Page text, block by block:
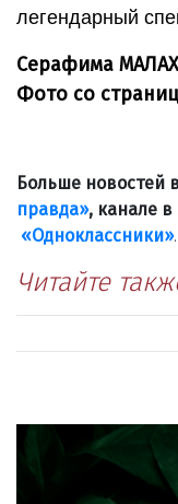
легендарный
Серафима
Фото со
Больше новостей
правда», канале в
«Одноклассники».
Читайте